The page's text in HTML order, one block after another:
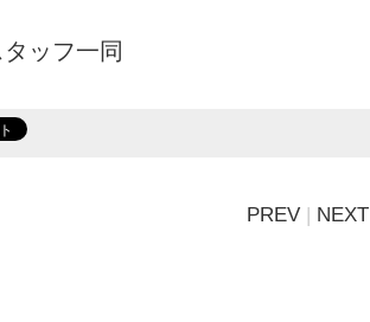
ッフ一同
PREV| NEXT